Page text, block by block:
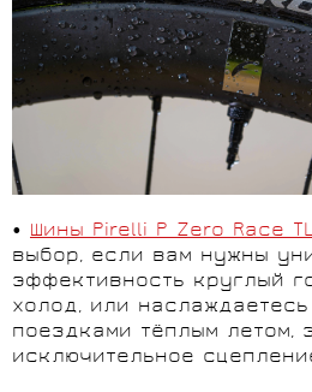
• Шины Pirelli P Zero Race
выбор, если вам нужны
эффективность круглый
холод, или
поездками тёплым летом,
исключительное